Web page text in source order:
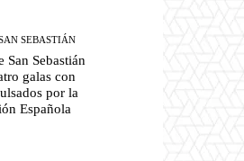
SEBASTIÁN
San Sebastián
galas con
por la
Española